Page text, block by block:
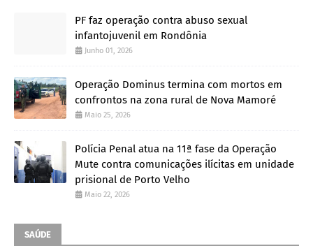
PF faz operação contra abuso sexual
infantojuvenil em Rondônia
Junho 01, 2026
Operação Dominus termina com mortos em
confrontos na zona rural de Nova Mamoré
Maio 25, 2026
Polícia Penal atua na 11ª fase da Operação
Mute contra comunicações ilícitas em unidade
prisional de Porto Velho
Maio 22, 2026
SAÚDE